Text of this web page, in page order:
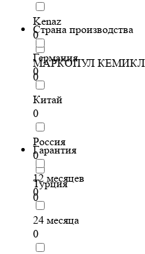
Kenaz
0
МАРКОПУЛ
0
Страна производства
Германия
0
Китай
0
Россия
0
Турция
0
Гарантия
12 месяцев
0
24 месяца
0